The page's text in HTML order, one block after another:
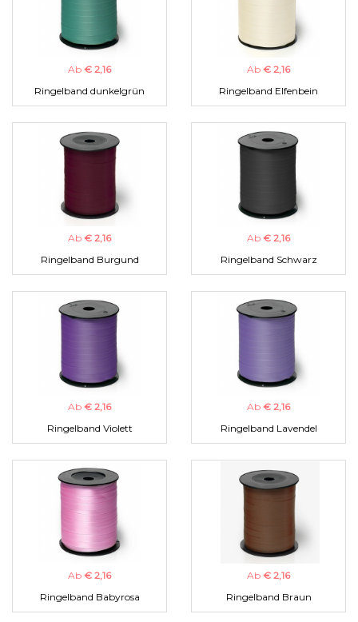
Ab € 2,16
Ringelband dunkelgrün
Ab € 2,16
Ringelband Elfenbein
Ab € 2,16
Ringelband Burgund
Ab € 2,16
Ringelband Schwarz
Ab € 2,16
Ringelband Violett
Ab € 2,16
Ringelband Lavendel
Ab € 2,16
Ringelband Babyrosa
Ab € 2,16
Ringelband Braun